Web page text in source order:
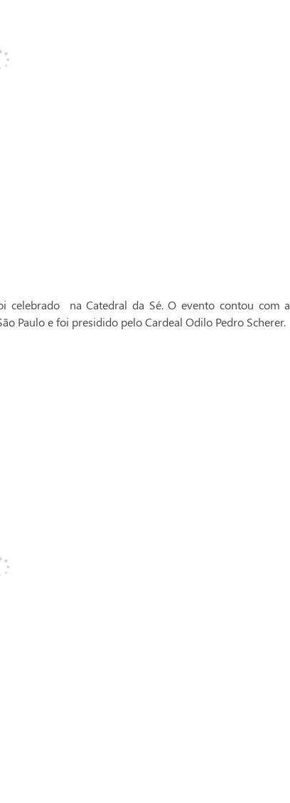
celebrado na Catedral da Sé. O evento contou com a
Paulo e foi presidido pelo Cardeal Odilo Pedro Scherer.